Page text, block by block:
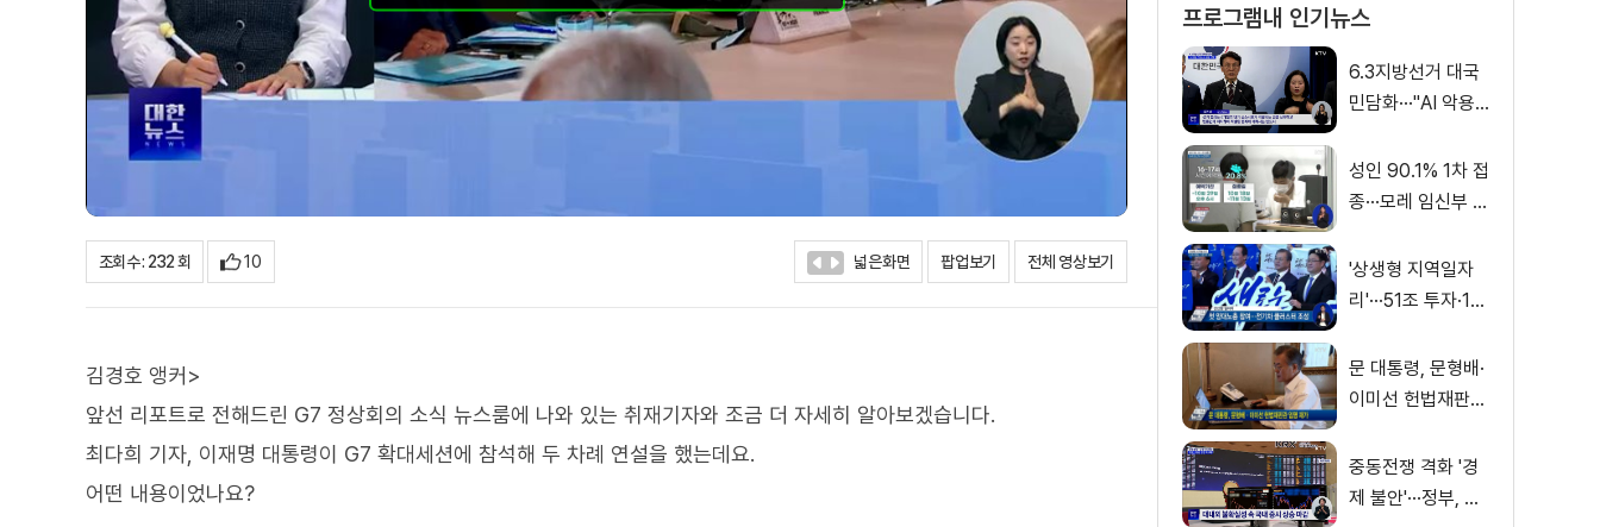
조회수 : 232 회 10 넓은화면 팝업보기 전체 영상보기
김경호 앵커>
앞선 리포트로 전해드린 G7 정상회의 소식 뉴스룸에 나와 있는 취재기자와 조금 더 자세히 알아보겠습니다.
최다희 기자, 이재명 대통령이 G7 확대세션에 참석해 두 차례 연설을 했는데요.
어떤 내용이었나요?
프로그램내 인기뉴스
6.3지방선거 대국
민담화···"AI 악용
성인 90.1% 1차 접
종···모레 임신부 사
'상생형 지역일자
리'···51조 투자·13
문 대통령, 문형배·
이미선 헌법재판관
중동전쟁 격화 '경
제 불안'···정부, 금